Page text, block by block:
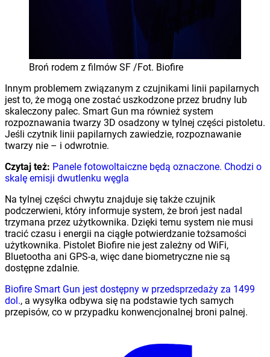
Broń rodem z filmów SF /Fot. Biofire
Innym problemem związanym z czujnikami linii papilarnych
jest to, że mogą one zostać uszkodzone przez brudny lub
skaleczony palec. Smart Gun ma również system
rozpoznawania twarzy 3D osadzony w tylnej części pistoletu.
Jeśli czytnik linii papilarnych zawiedzie, rozpoznawanie
twarzy nie – i odwrotnie.
Czytaj też: Panele fotowoltaiczne będą oznaczone. Chodzi o
skalę emisji dwutlenku węgla
Na tylnej części chwytu znajduje się także czujnik
podczerwieni, który informuje system, że broń jest nadal
trzymana przez użytkownika. Dzięki temu system nie musi
tracić czasu i energii na ciągłe potwierdzanie tożsamości
użytkownika. Pistolet Biofire nie jest zależny od WiFi,
Bluetootha ani GPS-a, więc dane biometryczne nie są
dostępne zdalnie.
Biofire Smart Gun jest dostępny w przedsprzedaży za 1499
dol., a wysyłka odbywa się na podstawie tych samych
przepisów, co w przypadku konwencjonalnej broni palnej.